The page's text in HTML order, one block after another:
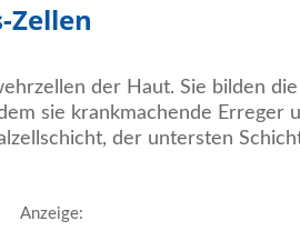
Zellen
der Haut. Sie bilden
sie krankmachende Erreger
der untersten
Anzeige: